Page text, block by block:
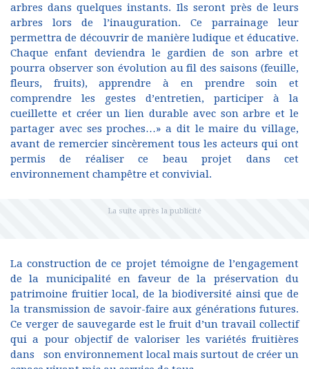
arbres dans quelques instants. Ils seront près de leurs
arbres lors de l’inauguration. Ce parrainage leur
permettra de découvrir de manière ludique et éducative.
Chaque enfant deviendra le gardien de son arbre et
pourra observer son évolution au fil des saisons (feuille,
fleurs, fruits), apprendre à en prendre soin et
comprendre les gestes d’entretien, participer à la
cueillette et créer un lien durable avec son arbre et le
partager avec ses proches…» a dit le maire du village,
avant de remercier sincèrement tous les acteurs qui ont
permis de réaliser ce beau projet dans cet
environnement champêtre et convivial.
La construction de ce projet témoigne de l’engagement
de la municipalité en faveur de la préservation du
patrimoine fruitier local, de la biodiversité ainsi que de
la transmission de savoir-faire aux générations futures.
Ce verger de sauvegarde est le fruit d’un travail collectif
qui a pour objectif de valoriser les variétés fruitières
dans son environnement local mais surtout de créer un